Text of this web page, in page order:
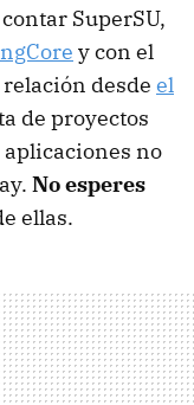
SuperSU,
y con el
desde el
de proyectos
aplicaciones no
No esperes
ellas.